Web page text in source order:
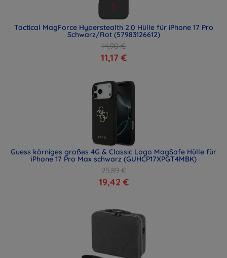
Tactical MagForce Hyperstealth 2.0 Hülle für iPhone 17 Pro
Schwarz/Rot (57983126612)
14,90 €
11,17 €
Guess körniges großes 4G & Classic Logo MagSafe Hülle für
iPhone 17 Pro Max schwarz (GUHCP17XPGT4MBK)
25,89 €
19,42 €